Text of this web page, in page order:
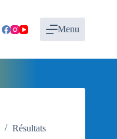
Menu
Résultats